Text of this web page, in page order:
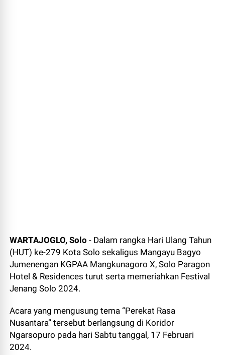
WARTAJOGLO, Solo - Dalam rangka Hari Ulang Tahun
(HUT) ke-279 Kota Solo sekaligus Mangayu Bagyo
Jumenengan KGPAA Mangkunagoro X, Solo Paragon
Hotel & Residences turut serta memeriahkan Festival
Jenang Solo 2024.
Acara yang mengusung tema “Perekat Rasa
Nusantara” tersebut berlangsung di Koridor
Ngarsopuro pada hari Sabtu tanggal, 17 Februari
2024.